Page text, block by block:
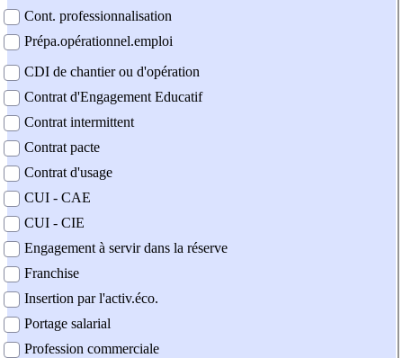
Cont. professionnalisation
Prépa.opérationnel.emploi
CDI de chantier ou d'opération
Contrat d'Engagement Educatif
Contrat intermittent
Contrat pacte
Contrat d'usage
CUI - CAE
CUI - CIE
Engagement à servir dans la réserve
Franchise
Insertion par l'activ.éco.
Portage salarial
Profession commerciale